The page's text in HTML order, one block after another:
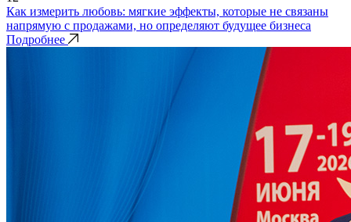
Как измерить любовь: мягкие эффекты, которые не связаны
напрямую с продажами, но определяют будущее бизнеса
Подробнее